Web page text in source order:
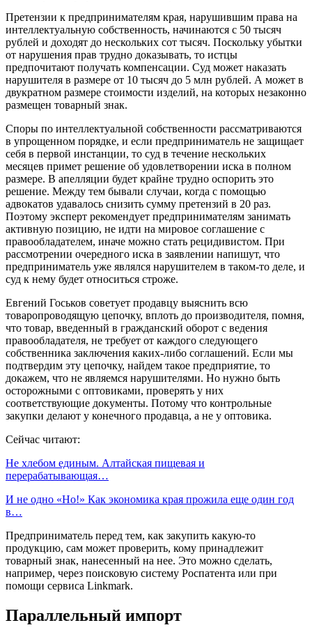
Претензии к предпринимателям края, нарушившим права на
интеллектуальную собственность, начинаются с 50 тысяч
рублей и доходят до нескольких сот тысяч. Поскольку убытки
от нарушения прав трудно доказывать, то истцы
предпочитают получать компенсации. Суд может наказать
нарушителя в размере от 10 тысяч до 5 млн рублей. А может в
двукратном размере стоимости изделий, на которых незаконно
размещен товарный знак.
Споры по интеллектуальной собственности рассматриваются
в упрощенном порядке, и если предприниматель не защищает
себя в первой инстанции, то суд в течение нескольких
месяцев примет решение об удовлетворении иска в полном
размере. В апелляции будет крайне трудно оспорить это
решение. Между тем бывали случаи, когда с помощью
адвокатов удавалось снизить сумму претензий в 20 раз.
Поэтому эксперт рекомендует предпринимателям занимать
активную позицию, не идти на мировое соглашение с
правообладателем, иначе можно стать рецидивистом. При
рассмотрении очередного иска в заявлении напишут, что
предприниматель уже являлся нарушителем в таком-то деле, и
суд к нему будет относиться строже.
Евгений Госьков советует продавцу выяснить всю
товаропроводящую цепочку, вплоть до производителя, помня,
что товар, введенный в гражданский оборот с ведения
правообладателя, не требует от каждого следующего
собственника заключения каких-либо соглашений. Если мы
подтвердим эту цепочку, найдем такое предприятие, то
докажем, что не являемся нарушителями. Но нужно быть
осторожными с оптовиками, проверять у них
соответствующие документы. Потому что контрольные
закупки делают у конечного продавца, а не у оптовика.
Сейчас читают:
Не хлебом единым. Алтайская пищевая и
перерабатывающая…
И не одно «Но!» Как экономика края прожила еще один год
в…
Предприниматель перед тем, как закупить какую-то
продукцию, сам может проверить, кому принадлежит
товарный знак, нанесенный на нее. Это можно сделать,
например, через поисковую систему Роспатента или при
помощи сервиса Linkmark.
Параллельный импорт